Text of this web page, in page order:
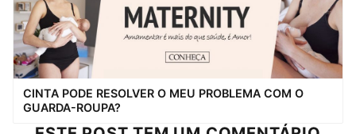
CINTA PODE RESOLVER O MEU PROBLEMA COM O
GUARDA-ROUPA?